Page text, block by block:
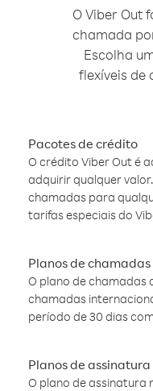
O Viber Out
chamada
Escolha
flexíveis de
Pacotes de crédito
O crédito Viber Out é
adquirir qualquer
chamadas para
tarifas especiais do
Planos de
O plano de chamadas
chamadas
período de 30 dias
Planos de
O plano de assinatura